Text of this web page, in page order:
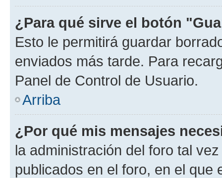
¿Para qué sirve el botón
Esto le permitirá guardar
enviados más tarde. Para
Panel de Control de Usuario.
Arriba
¿Por qué mis mensajes
la administración del foro tal
publicados en el foro, en el